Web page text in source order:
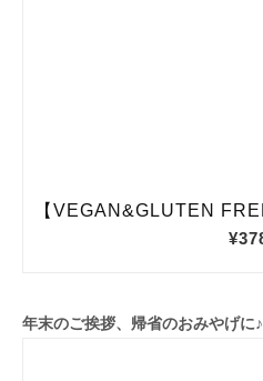
年末のご挨拶、帰省のおみやげに♪